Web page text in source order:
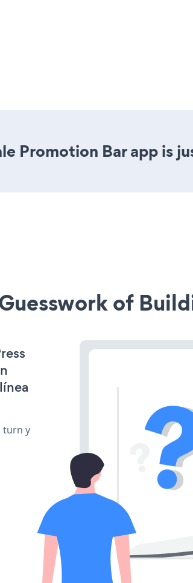
Promotion Bar app is
of
turn y